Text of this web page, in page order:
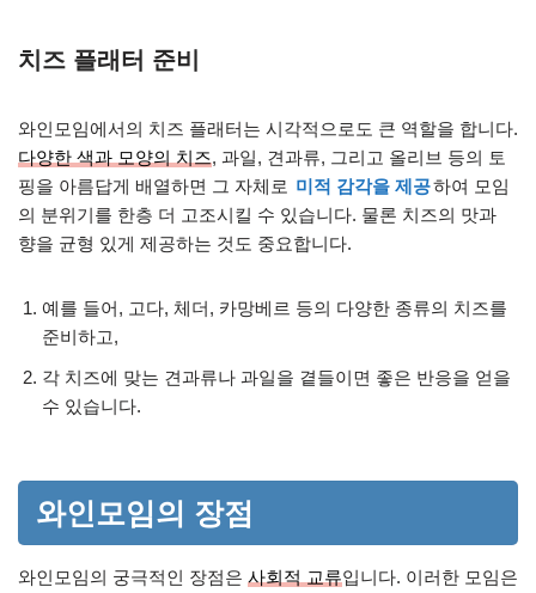
치즈 플래터 준비
와인모임에서의 치즈 플래터는 시각적으로도 큰 역할을 합니다.
다양한 색과 모양의 치즈, 과일, 견과류, 그리고 올리브 등의 토
핑을 아름답게 배열하면 그 자체로 미적 감각을 제공하여 모임
의 분위기를 한층 더 고조시킬 수 있습니다. 물론 치즈의 맛과
향을 균형 있게 제공하는 것도 중요합니다.
예를 들어, 고다, 체더, 카망베르 등의 다양한 종류의 치즈를
준비하고,
각 치즈에 맞는 견과류나 과일을 곁들이면 좋은 반응을 얻을
수 있습니다.
와인모임의 장점
와인모임의 궁극적인 장점은 사회적 교류입니다. 이러한 모임은